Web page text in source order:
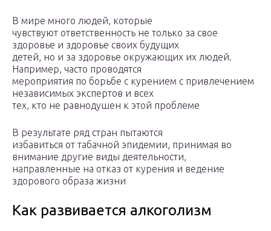
В мире много людей, которые
чувствуют ответственность не только за свое
здоровье и здоровье своих будущих
детей, но и за здоровье окружающих их людей.
Например, часто проводятся
мероприятия по борьбе с курением с привлечением
независимых экспертов и всех
тех, кто не равнодушен к этой проблеме
В результате ряд стран пытаются
избавиться от табачной эпидемии, принимая во
внимание другие виды деятельности,
направленные на отказ от курения и ведение
здорового образа жизни
Как развивается алкоголизм